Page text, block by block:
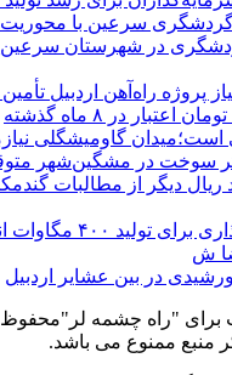
سرعین با
در شهرستان
نیاز پروژه راه‌آهن اردبیل
گاومیشگلی
۶۰۰‌ میلیارد ریال دیگر از مطالبات
تفاهم‌نامه
ش
در بین عشایر اردبیل
برای "راه چشمه
منبع ممنوع می باشد.